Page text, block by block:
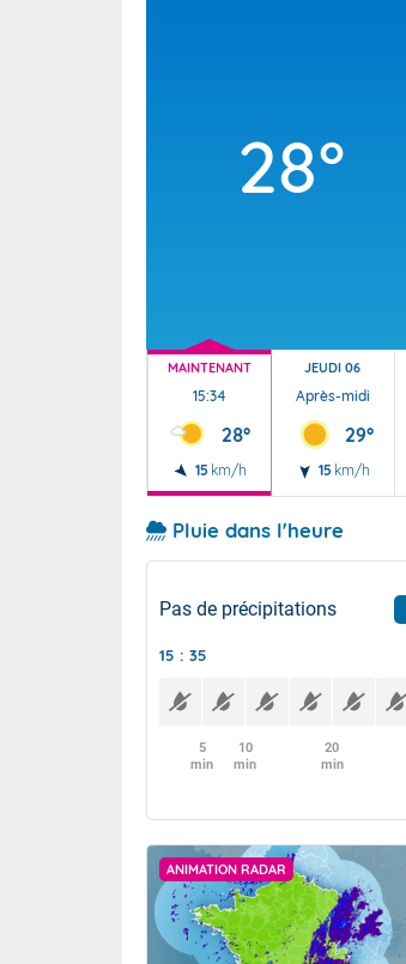
28°
MAINTENANT
15:34
28°
15 km/h
JEUDI 06
Après-midi
29°
15 km/h
Pluie dans l'heure
Pas de précipitations
15 : 35
5
min
10
min
20
min
ANIMATION RADAR